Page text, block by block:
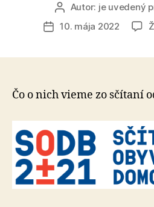
Autor
článku
Autor: je uvedený
Dátum
10. mája 2022
Čo o nich vieme zo sčítaní